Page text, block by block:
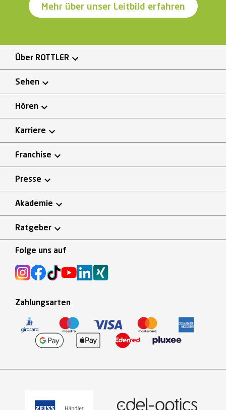
Mehr über unser Leitbild erfahren
Über ROTTLER
Sehen
Hören
Karriere
Franchise
Presse
Akademie
Ratgeber
Folge uns auf
Zahlungsarten